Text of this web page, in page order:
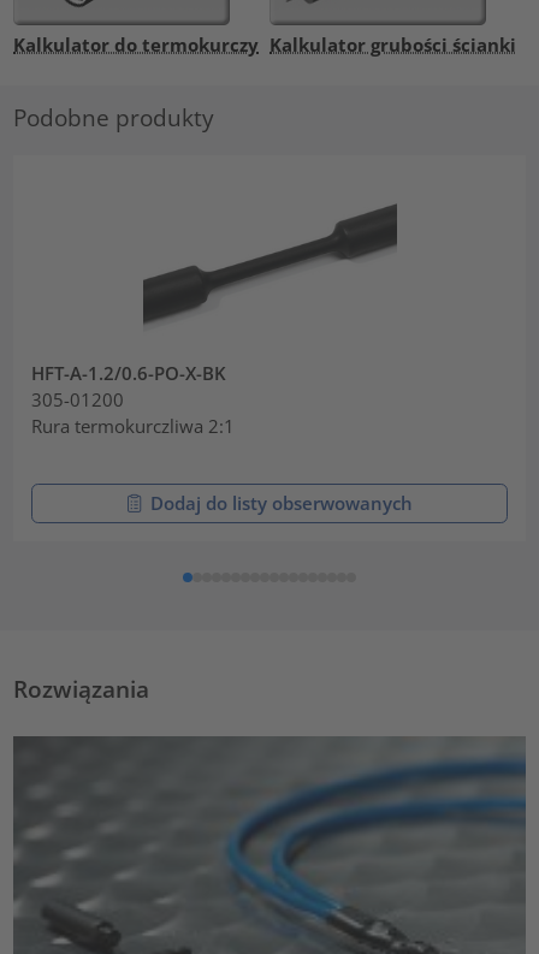
Kalkulator do termokurczy Kalkulator grubości ścianki
Podobne produkty
HFT-A-1.2/0.6-PO-X-BK
305-01200
Rura termokurczliwa 2:1
Dodaj do listy obserwowanych
Rozwiązania